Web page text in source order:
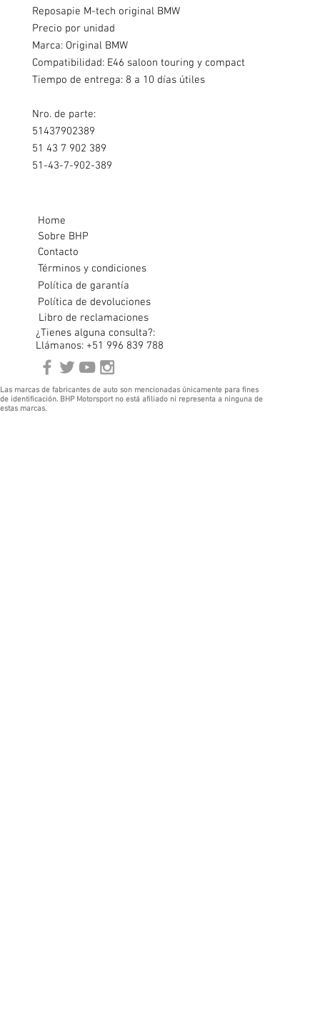
Reposapie M-tech original BMW
Precio por unidad
Marca: Original BMW
Compatibilidad: E46 saloon touring y compact
Tiempo de entrega: 8 a 10 días útiles
Nro. de parte:
51437902389
51 43 7 902 389
51-43-7-902-389
Home
Sobre BHP
Contacto
Términos y condiciones
Política de garantía
Política de devoluciones
Libro de reclamaciones
¿Tienes alguna consulta?:
Llámanos: +51 996 839 788
Las marcas de fabricantes de auto son mencionadas únicamente para fines
de identificación. BHP Motorsport no está afiliado ni representa a ninguna de
estas marcas.